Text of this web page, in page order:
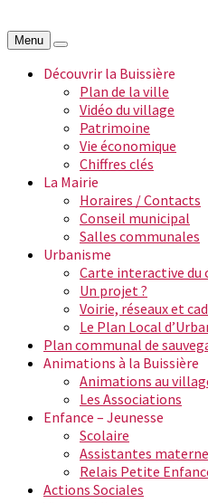
Menu
Découvrir la Buissière
Plan de la ville
Vidéo du village
Patrimoine
Vie économique
Chiffres clés
La Mairie
Horaires / Contacts
Conseil municipal
Salles communales
Urbanisme
Carte interactive du
Un projet ?
Voirie, réseaux et
Le Plan Local
Plan communal de
Animations à la Buissière
Animations au
Les Associations
Enfance – Jeunesse
Scolaire
Assistantes
Relais Petite
Actions Sociales